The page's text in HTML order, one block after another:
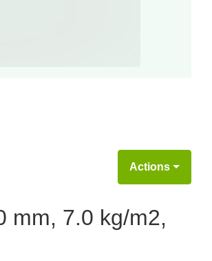
Actions
mm, 7.0 kg/m2,